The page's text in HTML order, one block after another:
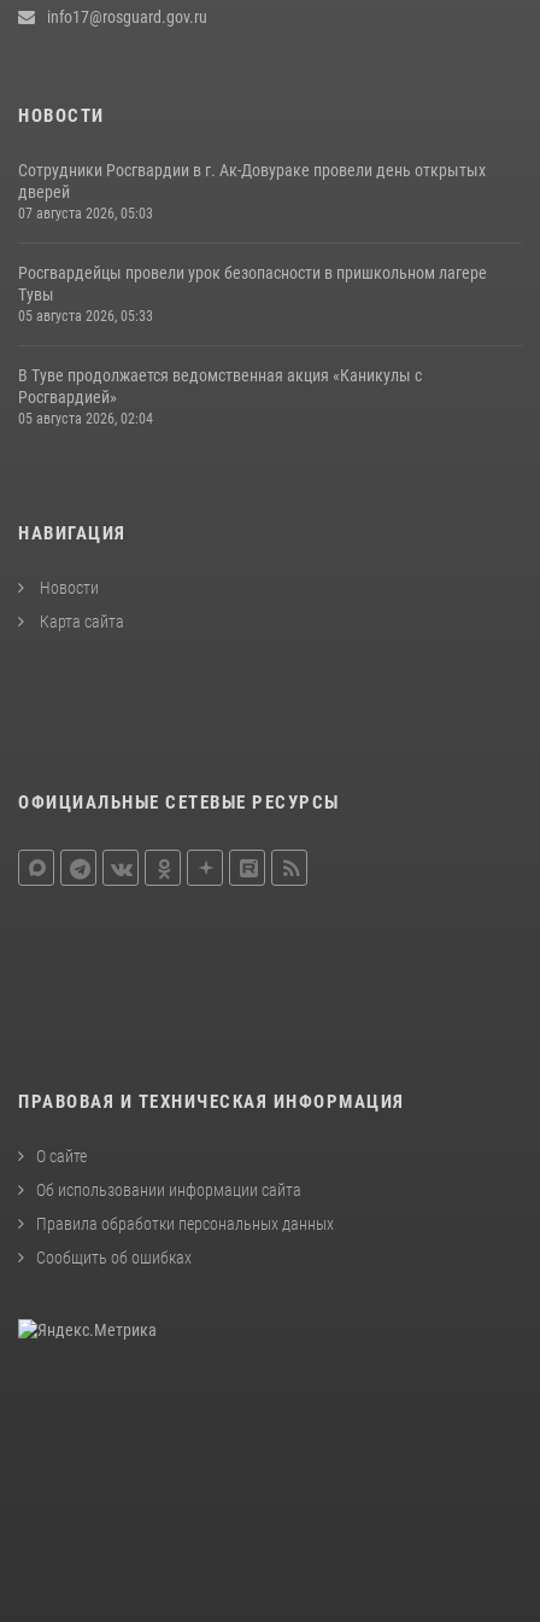
info17@rosguard.gov.ru
НОВОСТИ
Сотрудники Росгвардии в г. Ак-Довураке провели день открытых
дверей
07 августа 2026, 05:03
Росгвардейцы провели урок безопасности в пришкольном лагере
Тувы
05 августа 2026, 05:33
В Туве продолжается ведомственная акция «Каникулы с
Росгвардией»
05 августа 2026, 02:04
НАВИГАЦИЯ
Новости
Карта сайта
ОФИЦИАЛЬНЫЕ СЕТЕВЫЕ РЕСУРСЫ
ПРАВОВАЯ И ТЕХНИЧЕСКАЯ ИНФОРМАЦИЯ
О сайте
Об использовании информации сайта
Правила обработки персональных данных
Сообщить об ошибках